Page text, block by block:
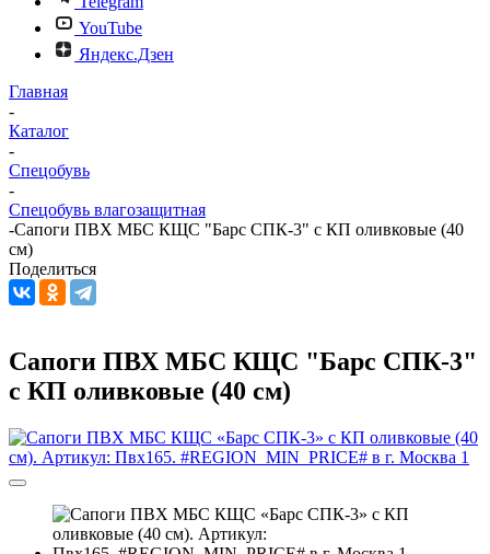
YouTube
Яндекс.Дзен
Главная
-
Каталог
-
Спецобувь
-
Спецобувь влагозащитная
-Сапоги ПВХ МБС КЩС "Барс СПК-3" с КП оливковые (40
см)
Поделиться
Сапоги ПВХ МБС КЩС "Барс СПК-3"
с КП оливковые (40 см)